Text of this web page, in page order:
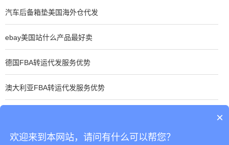
汽车后备箱垫美国海外仓代发
ebay美国站什么产品最好卖
德国FBA转运代发服务优势
澳大利亚FBA转运代发服务优势
×
欢迎来到本网站，请问有什么可以帮您？